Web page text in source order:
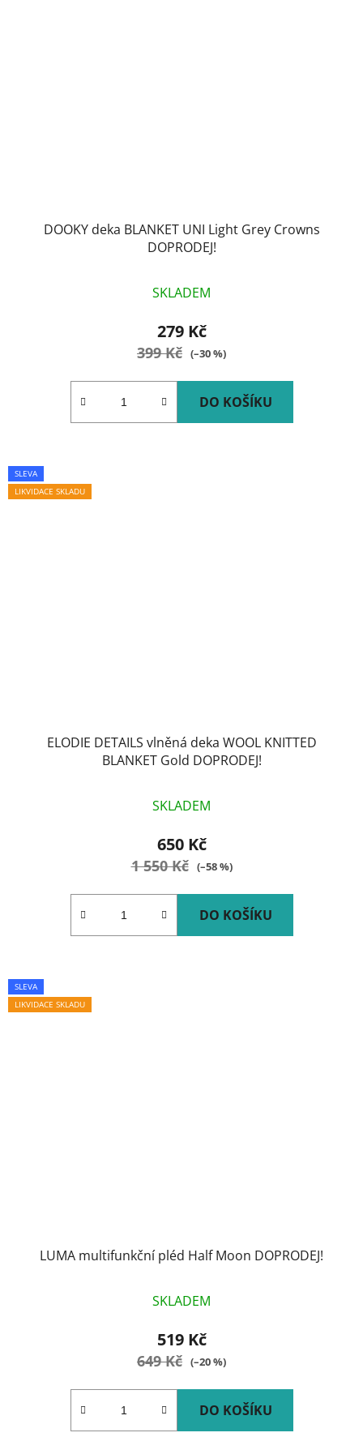
DOOKY deka BLANKET UNI Light Grey Crowns
DOPRODEJ!
SKLADEM
279 Kč
399 Kč (–30 %)
DO KOŠÍKU
SLEVA
LIKVIDACE SKLADU
ELODIE DETAILS vlněná deka WOOL KNITTED
BLANKET Gold DOPRODEJ!
SKLADEM
650 Kč
1 550 Kč (–58 %)
DO KOŠÍKU
SLEVA
LIKVIDACE SKLADU
LUMA multifunkční pléd Half Moon DOPRODEJ!
SKLADEM
519 Kč
649 Kč (–20 %)
DO KOŠÍKU